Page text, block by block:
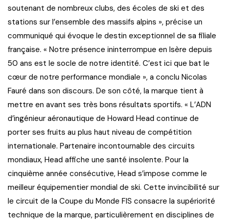
soutenant de nombreux clubs, des écoles de ski et des
stations sur l’ensemble des massifs alpins », précise un
communiqué qui évoque le destin exceptionnel de sa filiale
française. « Notre présence ininterrompue en Isère depuis
50 ans est le socle de notre identité. C’est ici que bat le
cœur de notre performance mondiale », a conclu Nicolas
Fauré dans son discours. De son côté, la marque tient à
mettre en avant ses très bons résultats sportifs. « L’ADN
d’ingénieur aéronautique de Howard Head continue de
porter ses fruits au plus haut niveau de compétition
internationale. Partenaire incontournable des circuits
mondiaux, Head affiche une santé insolente. Pour la
cinquième année consécutive, Head s’impose comme le
meilleur équipementier mondial de ski. Cette invincibilité sur
le circuit de la Coupe du Monde FIS consacre la supériorité
technique de la marque, particulièrement en disciplines de